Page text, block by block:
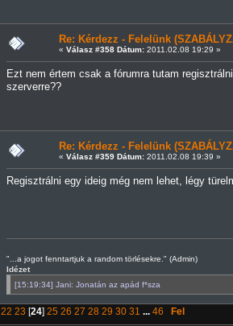
Re: Kérdezz - Felelünk
« Válasz #358 Dátum:2011.02.08 19:29 »
Ezt nem értem csak a fórumra tutam
szerverre??
Re: Kérdezz - Felelünk
« Válasz #359 Dátum:2011.02.08 19:39 »
Regisztrálni egy ideig még nem lehet, légy
"...a jogot fenntartjuk a random törlésekre." (Admin)
Idézet
[15:19:34] Jani: Jonatán az apád f*sza
22 23 [24] 25 26 27 28 29 30 31 ... 46 Fel